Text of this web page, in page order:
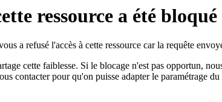
ressource a été bloqué
a refusé l'accès à cette ressource car la requête
cette faiblesse. Si le blocage n'est pas opportun,
contacter pour qu'on puisse adapter le paramétrage du